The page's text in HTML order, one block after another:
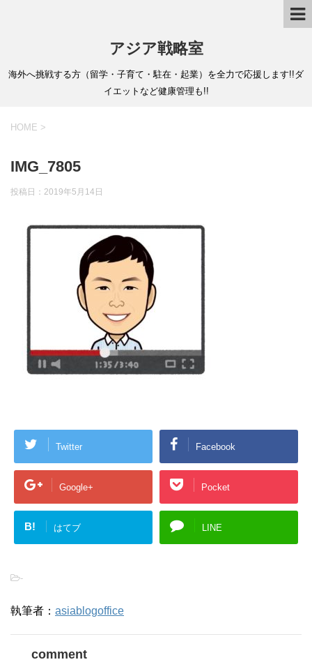
アジア戦略室
海外へ挑戦する方（留学・子育て・駐在・起業）を全力で応援します!!ダ
イエットなど健康管理も!!
HOME >
IMG_7805
投稿日： 2019年5月14日
Twitter Facebook
Google+ Pocket
B! はてブ LINE
-
執筆者： asiablogoffice
comment